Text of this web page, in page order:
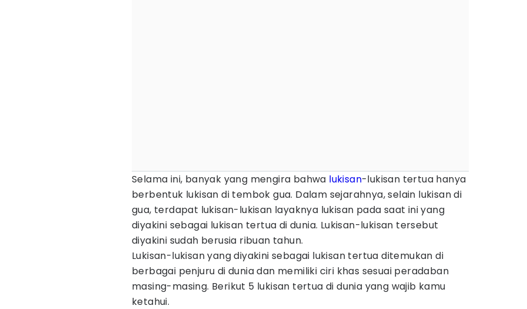
Selama ini, banyak yang mengira bahwa lukisan-lukisan tertua hanya
berbentuk lukisan di tembok gua. Dalam sejarahnya, selain lukisan di
gua, terdapat lukisan-lukisan layaknya lukisan pada saat ini yang
diyakini sebagai lukisan tertua di dunia. Lukisan-lukisan tersebut
diyakini sudah berusia ribuan tahun.
Lukisan-lukisan yang diyakini sebagai lukisan tertua ditemukan di
berbagai penjuru di dunia dan memiliki ciri khas sesuai peradaban
masing-masing. Berikut 5 lukisan tertua di dunia yang wajib kamu
ketahui.